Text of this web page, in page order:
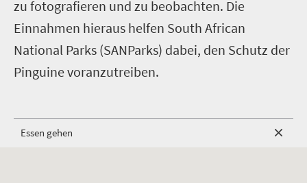
zu fotografieren und zu beobachten. Die
Einnahmen hieraus helfen South African
National Parks (SANParks) dabei, den Schutz der
Pinguine voranzutreiben.
Essen gehen